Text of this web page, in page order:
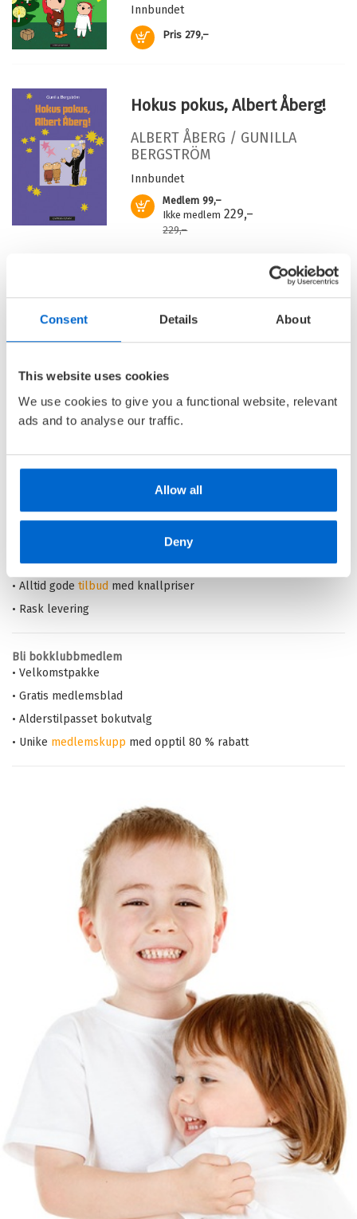
Consent Details About
This website uses cookies
We use cookies to give you a functional website, relevant
ads and to analyse our traffic.
Allow all
Deny
Originaltittel:
Oversatt av:
Innbundet
Pris 279,–
Kjøp
Hokus pokus, Albert Åberg!
ALBERT ÅBERG / GUNILLA
BERGSTRÖM
Innbundet
Medlem 99,–
Ikke medlem 229,–
229,–
Kjøp
Albert Åberg begynner på
skolen
ALBERT ÅBERG /GUNILLA
Kjøp
Barnas Egen Bokverden – 100% leselyst!
Din barnebokhandel på nett
• Alltid lave priser og maks rabatt
• Alltid gode tilbud med knallpriser
• Rask levering
Bli bokklubbmedlem
• Velkomstpakke
• Gratis medlemsblad
• Alderstilpasset bokutvalg
• Unike medlemskupp med opptil 80 % rabatt